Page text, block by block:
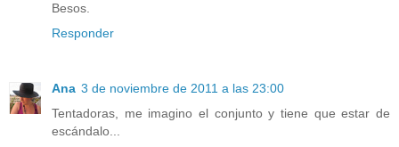
Besos.
Responder
Ana 3 de noviembre de 2011 a las 23:00
Tentadoras, me imagino el conjunto y tiene que estar de
escándalo...